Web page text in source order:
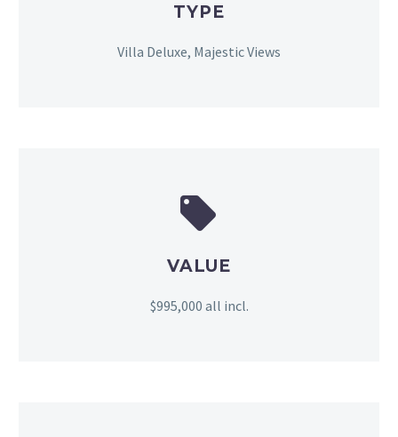
TYPE
Villa Deluxe, Majestic Views


VALUE
$995,000 all incl.